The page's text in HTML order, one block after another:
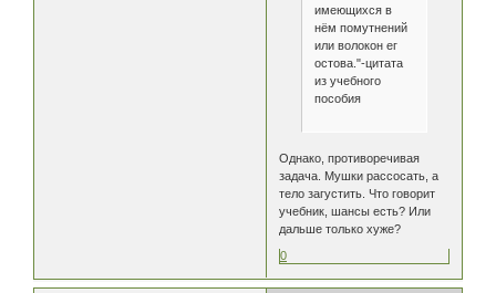
имеющихся в
нём помутнений
или волокон ег
остова."-цитата
из учебного
пособия
Однако, противоречивая
задача. Мушки рассосать, а
тело загустить. Что говорит
учебник, шансы есть? Или
дальше только хуже?
0